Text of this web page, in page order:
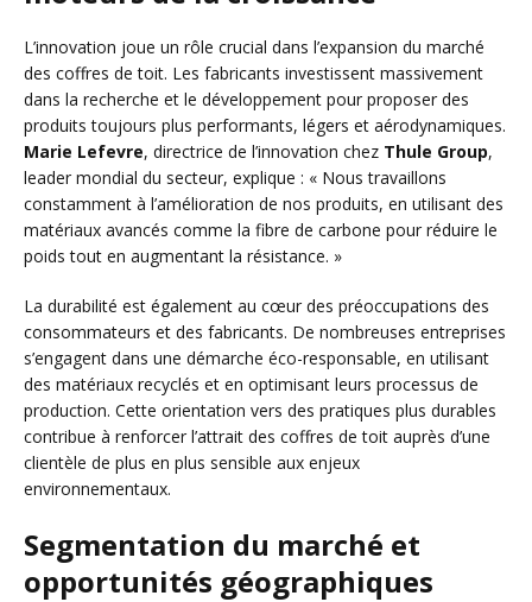
L’innovation joue un rôle crucial dans l’expansion du marché
des coffres de toit. Les fabricants investissent massivement
dans la recherche et le développement pour proposer des
produits toujours plus performants, légers et aérodynamiques.
Marie Lefevre, directrice de l’innovation chez Thule Group,
leader mondial du secteur, explique : « Nous travaillons
constamment à l’amélioration de nos produits, en utilisant des
matériaux avancés comme la fibre de carbone pour réduire le
poids tout en augmentant la résistance. »
La durabilité est également au cœur des préoccupations des
consommateurs et des fabricants. De nombreuses entreprises
s’engagent dans une démarche éco-responsable, en utilisant
des matériaux recyclés et en optimisant leurs processus de
production. Cette orientation vers des pratiques plus durables
contribue à renforcer l’attrait des coffres de toit auprès d’une
clientèle de plus en plus sensible aux enjeux
environnementaux.
Segmentation du marché et
opportunités géographiques